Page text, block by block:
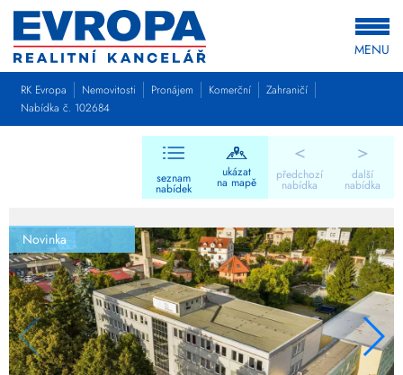
MENU
RK Evropa Nemovitosti Pronájem Komerční
Zahraničí
Nabídka č. 102684
<
předchozí
nabídka
seznam
nabídek
ukázat
na mapě
>
další
nabídka
Novinka